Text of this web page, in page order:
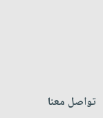
تواصل معنا